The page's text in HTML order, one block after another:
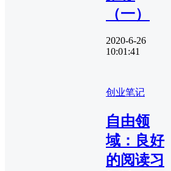
（一）
2020-6-26
10:01:41
创业笔记
自由领
域：良好
的阅读习